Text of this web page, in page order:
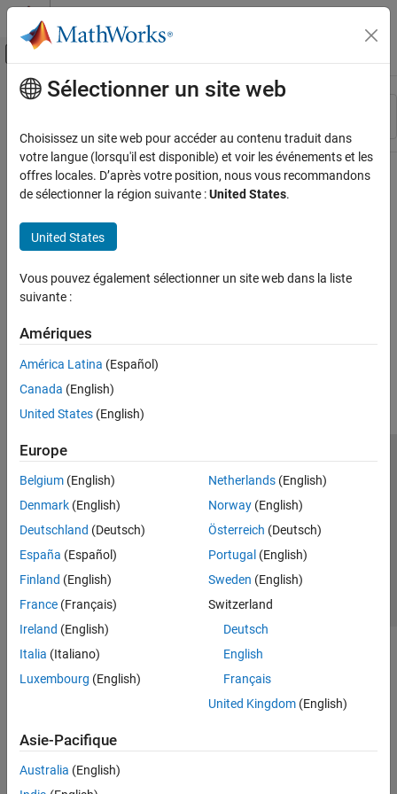
Passer au contenu
Activer/désactiver l'affichage du menu
Ressource
Contenu principal
Sélectionner un site web
Choisissez un site web pour accéder au contenu traduit dans
votre langue (lorsqu'il est disponible) et voir les événements et les
offres locales. D’après votre position, nous vous recommandons
de sélectionner la région suivante :United States.
United States
Vous pouvez également sélectionner un site web dans la liste
suivante :
Amériques
América Latina (Español)
Canada (English)
United States (English)
Europe
Belgium (English)
Denmark (English)
Deutschland (Deutsch)
España (Español)
Finland (English)
France (Français)
Ireland (English)
Italia (Italiano)
Luxembourg (English)
Netherlands(English)
Norway(English)
Österreich (Deutsch)
Portugal (English)
Sweden (English)
Switzerland
Deutsch
English
Français
United Kingdom(English)
Asie-Pacifique
Australia (English)
Lutte anti-piratage
Contacts locaux
© 1994-2026 The MathWorks, Inc.